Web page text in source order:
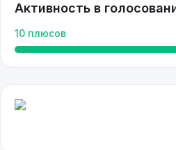
Активность в
10 плюсов